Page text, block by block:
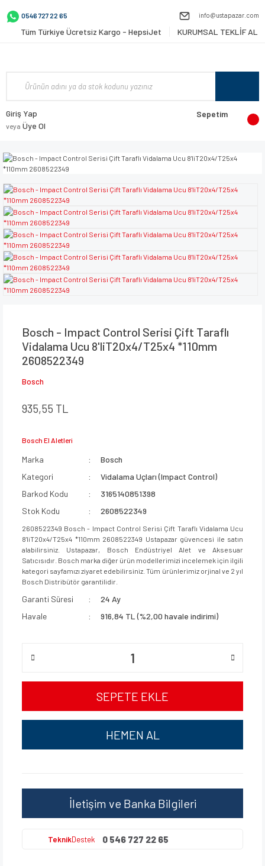
0546 727 22 65 info@ustapazar.com
Tüm Türkiye Ücretsiz Kargo - HepsiJet KURUMSAL TEKLİF AL
Giriş Yap
veya Üye Ol
Sepetim
Bosch - Impact Control Serisi Çift Taraflı
Vidalama Ucu 8'liT20x4/T25x4 *110mm
2608522349
Bosch
935,55 TL
Bosch El Aletleri
Marka
Bosch
Kategori
Vidalama Uçları (Impact Control)
Barkod Kodu
3165140851398
Stok Kodu
2608522349
2608522349 Bosch - Impact Control Serisi Çift Taraflı Vidalama Ucu
8'liT20x4/T25x4 *110mm 2608522349 Ustapazar güvencesi ile satın
alabilirsiniz. Ustapazar, Bosch Endüstriyel Alet ve Aksesuar
Satıcısıdır. Bosch marka diğer ürün modellerimizi incelemek için ilgili
kategori sayfamızı ziyaret edebilirsiniz. Tüm ürünlerimiz orjinal ve 2 yıl
Bosch Distribütör garantilidir.
Garanti Süresi
24 Ay
Havale
916,84 TL (%2,00 havale indirimi)
SEPETE EKLE
HEMEN AL
İletişim ve Banka Bilgileri
TeknikDestek 0 546 727 22 65